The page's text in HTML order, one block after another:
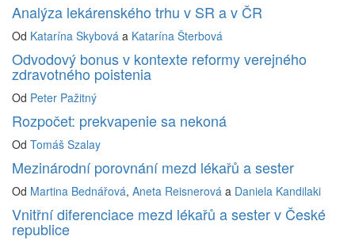
Analýza lekárenského trhu v SR a v ČR
Od Katarína Skybová a Katarína Šterbová
Odvodový bonus v kontexte reformy verejného
zdravotného poistenia
Od Peter Pažitný
Rozpočet: prekvapenie sa nekoná
Od Tomáš Szalay
Mezinárodní porovnání mezd lékařů a sester
Od Martina Bednářová, Aneta Reisnerová a Daniela Kandilaki
Vnitřní diferenciace mezd lékařů a sester v České
republice